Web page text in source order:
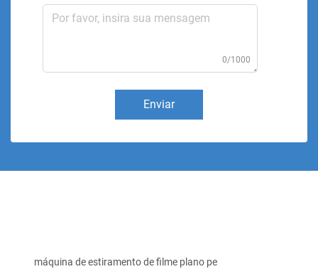
0/1000
Enviar
máquina de estiramento de filme plano pe